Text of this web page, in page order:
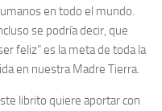
en todo el mundo.
se podría decir, que
feliz” es la meta de toda la
en nuestra Madre Tierra.
librito quiere aportar con